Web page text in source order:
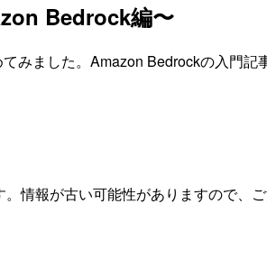
Bedrock編〜
みました。Amazon Bedrockの入門記
情報が古い可能性がありますので、ご